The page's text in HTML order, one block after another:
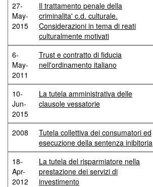
27-
May-
2015
Il trattamento penale della
criminalita' c.d. culturale.
Considerazioni in tema di reati
culturalmente motivati
6-
May-
2011
Trust e contratto di fiducia
nell'ordinamento italiano
10-
Jun-
2015
La tutela amministrativa delle
clausole vessatorie
2008
Tutela collettiva dei consumatori ed
esecuzione della sentenza inibitoria
18-
Apr-
2012
La tutela del risparmiatore nella
prestazione dei servizi di
investimento